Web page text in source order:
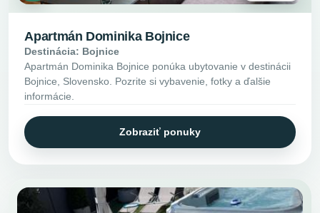
Apartmán Dominika Bojnice
Destinácia: Bojnice
Apartmán Dominika Bojnice ponúka ubytovanie v destinácii
Bojnice, Slovensko. Pozrite si vybavenie, fotky a ďalšie
informácie.
Zobraziť ponuky